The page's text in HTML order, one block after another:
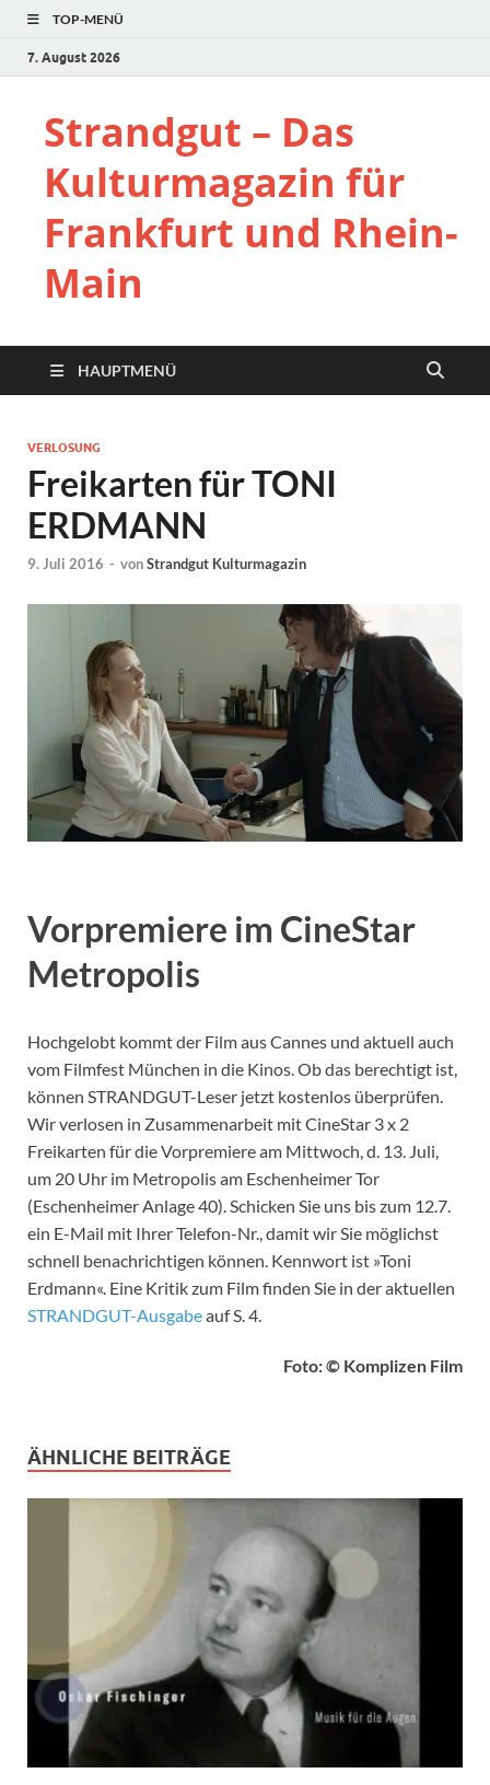
TOP-MENÜ
7. August 2026
Strandgut – Das
Kulturmagazin für
Frankfurt und Rhein-
Main
HAUPTMENÜ
VERLOSUNG
Freikarten für TONI
ERDMANN
9. Juli 2016 - vonStrandgut Kulturmagazin
Vorpremiere im CineStar
Metropolis
Hochgelobt kommt der Film aus Cannes und aktuell auch
vom Filmfest München in die Kinos. Ob das berechtigt ist,
können STRANDGUT-Leser jetzt kostenlos überprüfen.
Wir verlosen in Zusammenarbeit mit CineStar 3 x 2
Freikarten für die Vorpremiere am Mittwoch, d. 13. Juli,
um 20 Uhr im Metropolis am Eschenheimer Tor
(Eschenheimer Anlage 40). Schicken Sie uns bis zum 12.7.
ein E-Mail mit Ihrer Telefon-Nr., damit wir Sie möglichst
schnell benachrichtigen können. Kennwort ist »Toni
Erdmann«. Eine Kritik zum Film finden Sie in der aktuellen
STRANDGUT-Ausgabeauf S. 4.
Foto: © Komplizen Film
ÄHNLICHE BEITRÄGE